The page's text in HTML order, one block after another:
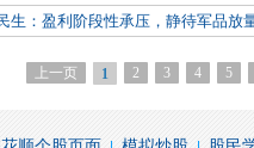
生：盈利阶段性承压，静待军品放
上一页 1 2 3 4 5